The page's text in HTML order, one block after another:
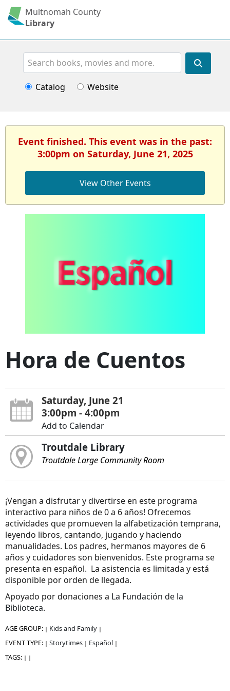
Multnomah County
Library
Search
Catalog Website
Event finished. This event was in the past:
3:00pm on Saturday, June 21, 2025
View Other Events
Hora de Cuentos
Saturday, June 21
3:00pm - 4:00pm
Add to Calendar
Troutdale Library
Troutdale Large Community Room
¡Vengan a disfrutar y divertirse en este programa
interactivo para niños de 0 a 6 años! Ofrecemos
actividades que promueven la alfabetización temprana,
leyendo libros, cantando, jugando y haciendo
manualidades. Los padres, hermanos mayores de 6
años y cuidadores son bienvenidos. Este programa se
presenta en español. La asistencia es limitada y está
disponible por orden de llegada.
Apoyado por donaciones a La Fundación de la
Biblioteca.
AGE GROUP: | Kids and Family |
EVENT TYPE: | Storytimes | Español |
TAGS: | |